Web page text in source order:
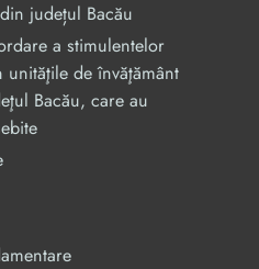
județul Bacău
a stimulentelor
de învăţământ
Bacău, care au